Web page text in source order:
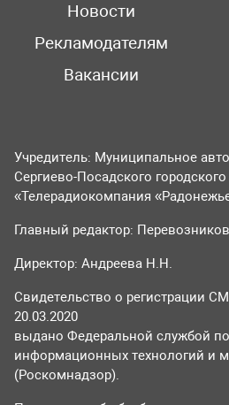
Новости
Рекламодателям
Вакансии
Учредитель: Муниципальное
Сергиево-Посадского городского
«Телерадиокомпания
Главный редактор:
Директор: Андреева Н.Н.
Свидетельство о регистрации
20.03.2020
выдано Федеральной службой
информационных технологий и
(Роскомнадзор).